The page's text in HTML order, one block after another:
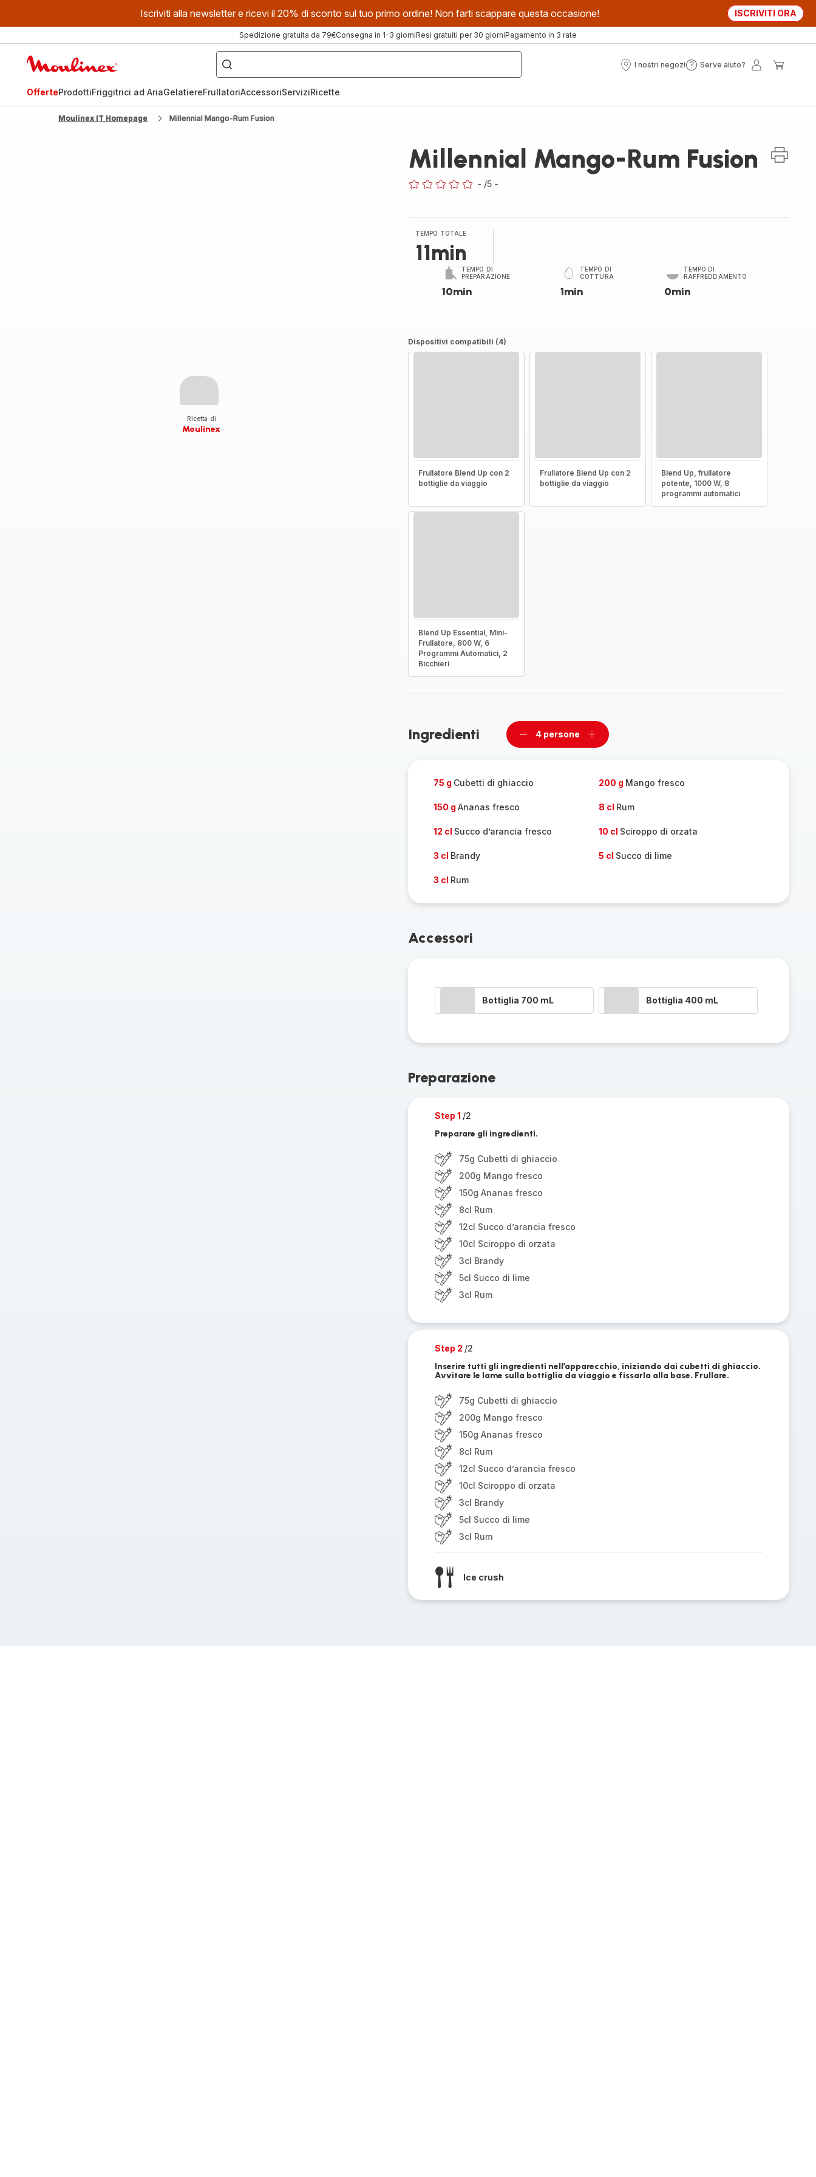
Iscriviti alla newsletter e ricevi il 20% di sconto sul tuo primo ordine! Non farti scappare questa occasione! ISCRIVITI ORA
Spedizione gratuita da 79€Consegna in 1-3 giorniResi gratuiti per 30 giorniPagamento in 3 rate
Cosa
stai
cercando?
I nostri negozi
I
Serve aiuto?
Serve
OfferteProdottiFriggitrici ad AriaGelatiereFrullatoriAccessoriServiziRicette
Moulinex IT Homepage Millennial Mango-Rum Fusion
Ricetta di
Moulinex
Millennial Mango-Rum Fusion
- /5 -
TEMPO TOTALE
11min
TEMPO DI
PREPARAZIONE
10min
TEMPO DI
COTTURA
1min
TEMPO DI
RAFFREDDAMENTO
0min
Dispositivi compatibili (4)
Frullatore Blend Up con 2
bottiglie da viaggio
Frullatore Blend Up con 2
bottiglie da viaggio
Blend Up, frullatore
potente, 1000 W, 8
programmi automatici
Blend Up Essential, Mini-
Frullatore, 800 W, 6
Programmi Automatici, 2
Bicchieri
Ingredienti
Rimuovi
4 persone
Aggiungi
75 g Cubetti di ghiaccio 200 g Mango fresco
150 g Ananas fresco 8 cl Rum
12 cl Succo d’arancia fresco 10 cl Sciroppo di orzata
3 cl Brandy 5 cl Succo di lime
3 cl Rum
Accessori
Bottiglia 700 mL Bottiglia 400 mL
Preparazione
Step 1 /2
Preparare gli ingredienti.
75g Cubetti di ghiaccio
200g Mango fresco
150g Ananas fresco
8cl Rum
12cl Succo d’arancia fresco
10cl Sciroppo di orzata
3cl Brandy
5cl Succo di lime
3cl Rum
Step 2 /2
Inserire tutti gli ingredienti nell’apparecchio, iniziando dai cubetti di ghiaccio.
Avvitare le lame sulla bottiglia da viaggio e fissarla alla base. Frullare.
75g Cubetti di ghiaccio
200g Mango fresco
150g Ananas fresco
8cl Rum
12cl Succo d’arancia fresco
10cl Sciroppo di orzata
3cl Brandy
5cl Succo di lime
3cl Rum
Ice crush